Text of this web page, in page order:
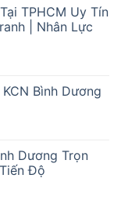
TPHCM Uy Tín
| Nhân Lực
Bình Dương
Dương Trọn
Độ